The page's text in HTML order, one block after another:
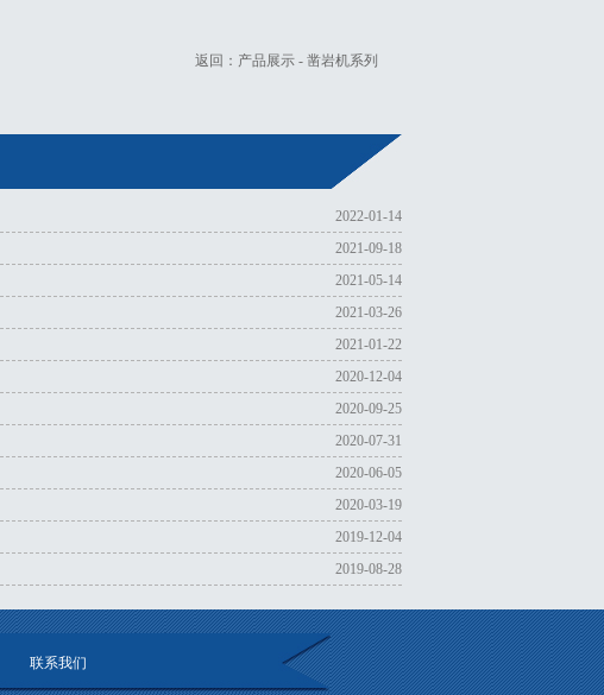
返回： 产品展示- 凿岩机系列
2022-01-14
2021-09-18
2021-05-14
2021-03-26
2021-01-22
2020-12-04
2020-09-25
2020-07-31
2020-06-05
2020-03-19
2019-12-04
2019-08-28
联系我们